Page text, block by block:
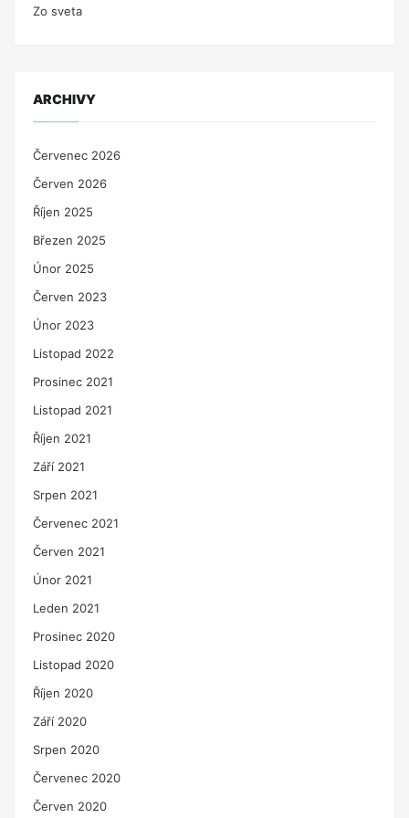
Zo sveta
ARCHIVY
Červenec 2026
Červen 2026
Říjen 2025
Březen 2025
Únor 2025
Červen 2023
Únor 2023
Listopad 2022
Prosinec 2021
Listopad 2021
Říjen 2021
Září 2021
Srpen 2021
Červenec 2021
Červen 2021
Únor 2021
Leden 2021
Prosinec 2020
Listopad 2020
Říjen 2020
Září 2020
Srpen 2020
Červenec 2020
Červen 2020